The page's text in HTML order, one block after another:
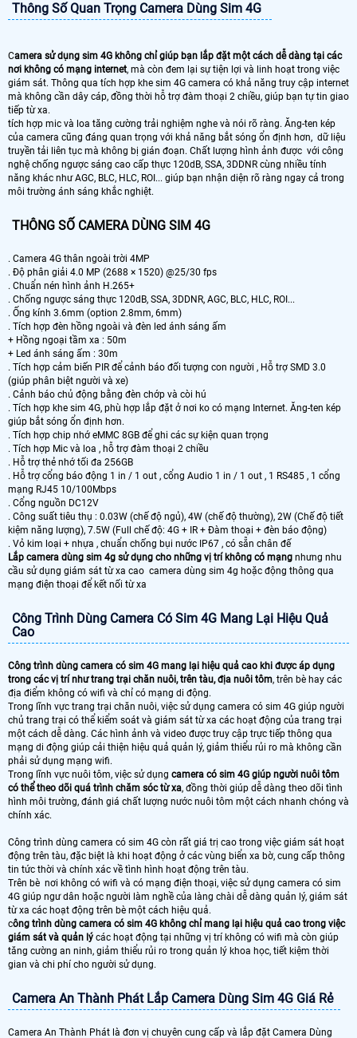
Thông Số Quan Trọng Camera Dùng Sim 4G
Camera sử dụng sim 4G không chỉ giúp bạn lắp đặt một cách dễ dàng tại các
nơi không có mạng internet, mà còn đem lại sự tiện lợi và linh hoạt trong việc
giám sát. Thông qua tích hợp khe sim 4G camera có khả năng truy cập internet
mà không cần dây cáp, đồng thời hỗ trợ đàm thoại 2 chiều, giúp bạn tự tin giao
tiếp từ xa.
tích hợp mic và loa tăng cường trải nghiệm nghe và nói rõ ràng. Ăng-ten kép
của camera cũng đáng quan trọng với khả năng bắt sóng ổn định hơn, dữ liệu
truyền tải liên tục mà không bị gián đoạn. Chất lượng hình ảnh được với công
nghệ chống ngược sáng cao cấp thực 120dB, SSA, 3DDNR cùng nhiều tính
năng khác như AGC, BLC, HLC, ROI... giúp bạn nhận diện rõ ràng ngay cả trong
môi trường ánh sáng khắc nghiệt.
THÔNG SỐ CAMERA DÙNG SIM 4G
. Camera 4G thân ngoài trời 4MP
. Độ phân giải 4.0 MP (2688 × 1520) @25/30 fps
. Chuẩn nén hình ảnh H.265+
. Chống ngược sáng thực 120dB, SSA, 3DDNR, AGC, BLC, HLC, ROI...
. Ống kính 3.6mm (option 2.8mm, 6mm)
. Tích hợp đèn hồng ngoài và đèn led ánh sáng ấm
+ Hồng ngoại tầm xa : 50m
+ Led ánh sáng ấm : 30m
. Tích hợp cảm biến PIR để cảnh báo đối tượng con người , Hỗ trợ SMD 3.0
(giúp phân biệt người và xe)
. Cảnh báo chủ động bằng đèn chớp và còi hú
. Tích hợp khe sim 4G, phù hợp lắp đặt ở nơi ko có mạng Internet. Ăng-ten kép
giúp bắt sóng ổn định hơn.
. Tích hợp chip nhớ eMMC 8GB để ghi các sự kiện quan trọng
. Tích hợp Mic và loa , hỗ trợ đàm thoại 2 chiều
. Hỗ trợ thẻ nhớ tối đa 256GB
. Hỗ trợ cổng báo động 1 in / 1 out , cổng Audio 1 in / 1 out , 1 RS485 , 1 cổng
mạng RJ45 10/100Mbps
. Cổng nguồn DC12V
. Công suất tiêu thụ : 0.03W (chế độ ngủ), 4W (chế độ thường), 2W (Chế độ tiết
kiệm năng lượng), 7.5W (Full chế độ: 4G + IR + Đàm thoại + đèn báo động)
. Vỏ kim loại + nhựa , chuẩn chống bụi nước IP67 , có sẵn chân đế
Lắp camera dùng sim 4g sử dụng cho những vị trí không có mạng nhưng nhu
cầu sử dụng giám sát từ xa cao camera dùng sim 4g hoặc động thông qua
mạng điện thoại để kết nối từ xa
Công Trình Dùng Camera Có Sim 4G Mang Lại Hiệu Quả
Cao
Công trình dùng camera có sim 4G mang lại hiệu quả cao khi được áp dụng
trong các vị trí như trang trại chăn nuôi, trên tàu, địa nuôi tôm, trên bè hay các
địa điểm không có wifi và chỉ có mạng di động.
Trong lĩnh vực trang trại chăn nuôi, việc sử dụng camera có sim 4G giúp người
chủ trang trại có thể kiểm soát và giám sát từ xa các hoạt động của trang trại
một cách dễ dàng. Các hình ảnh và video được truy cập trực tiếp thông qua
mạng di động giúp cải thiện hiệu quả quản lý, giảm thiểu rủi ro mà không cần
phải sử dụng mạng wifi.
Trong lĩnh vực nuôi tôm, việc sử dụng camera có sim 4G giúp người nuôi tôm
có thể theo dõi quá trình chăm sóc từ xa, đồng thời giúp dễ dàng theo dõi tình
hình môi trường, đánh giá chất lượng nước nuôi tôm một cách nhanh chóng và
chính xác.
Công trình dùng camera có sim 4G còn rất giá trị cao trong việc giám sát hoạt
động trên tàu, đặc biệt là khi hoạt động ở các vùng biển xa bờ, cung cấp thông
tin tức thời và chính xác về tình hình hoạt động trên tàu.
Trên bè nơi không có wifi và có mạng điện thoại, việc sử dụng camera có sim
4G giúp ngư dân hoặc người làm nghề của làng chài dễ dàng quản lý, giám sát
từ xa các hoạt động trên bè một cách hiệu quả.
công trình dùng camera có sim 4G không chỉ mang lại hiệu quả cao trong việc
giám sát và quản lý các hoạt động tại những vị trí không có wifi mà còn giúp
tăng cường an ninh, giảm thiểu rủi ro trong quản lý khoa học, tiết kiệm thời
gian và chi phí cho người sử dụng.
Camera An Thành Phát Lắp Camera Dùng Sim 4G Giá Rẻ
Camera An Thành Phát là đơn vị chuyên cung cấp và lắp đặt Camera Dùng